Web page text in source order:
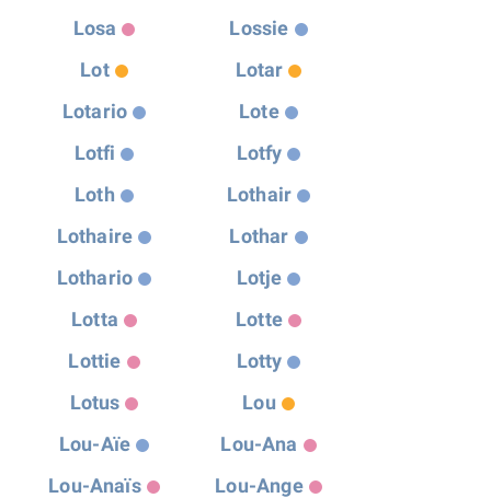
Losa
Lossie
Lot
Lotar
Lotario
Lote
Lotfi
Lotfy
Loth
Lothair
Lothaire
Lothar
Lothario
Lotje
Lotta
Lotte
Lottie
Lotty
Lotus
Lou
Lou-Aïe
Lou-Ana
Lou-Anaïs
Lou-Ange